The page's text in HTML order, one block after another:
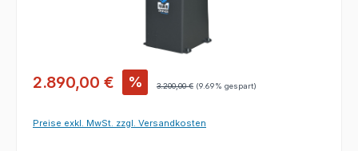
Verkaufspreis:
2.890,00 € % Regulärer Preis:
3.200,00 € (9.69% gespart)
Preise exkl. MwSt. zzgl. Versandkosten